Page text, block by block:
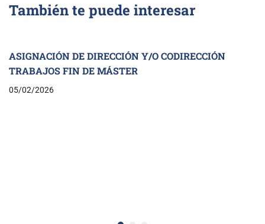
También te puede interesar
ASIGNACIÓN DE DIRECCIÓN Y/O CODIRECCIÓN
TRABAJOS FIN DE MÁSTER
05/02/2026